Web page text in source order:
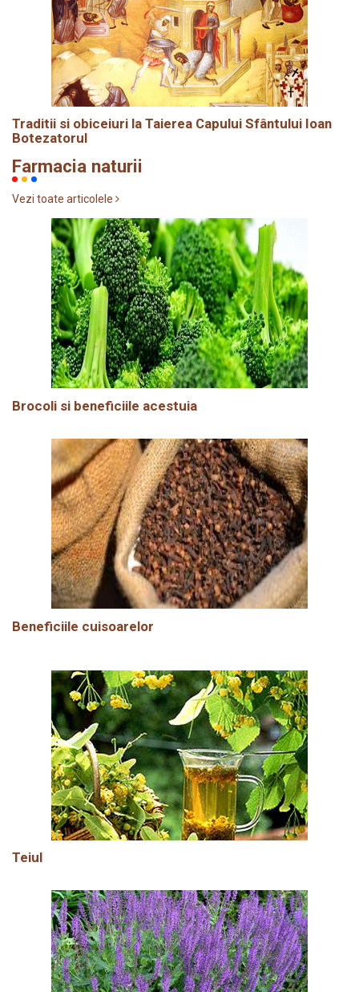
Traditii si obiceiuri la Taierea Capului Sfântului Ioan
Botezatorul
Farmacia naturii
Vezi toate articolele
Brocoli si beneficiile acestuia
Beneficiile cuisoarelor
Teiul